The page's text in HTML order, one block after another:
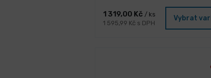
1 319,00 Kč / ks
1 595,99 Kč s DPH
Vybrat